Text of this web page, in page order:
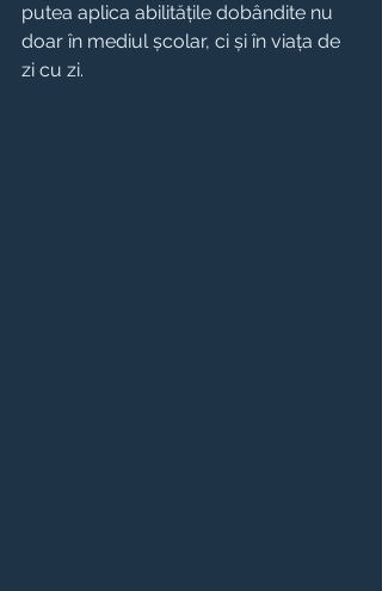
putea aplica abilitățile dobândite nu
doar în mediul școlar, ci și în viața de
zi cu zi.